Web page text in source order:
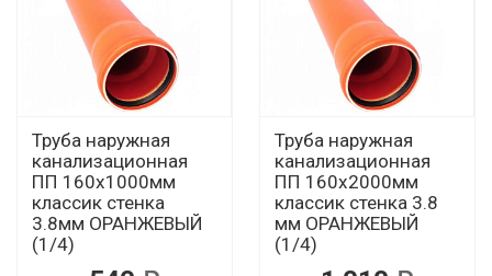
Труба наружная
канализационная
ПП 160х1000мм
классик стенка
3.8мм ОРАНЖЕВЫЙ
(1/4)
Труба наружная
канализационная
ПП 160х2000мм
классик стенка 3.8
мм ОРАНЖЕВЫЙ
(1/4)